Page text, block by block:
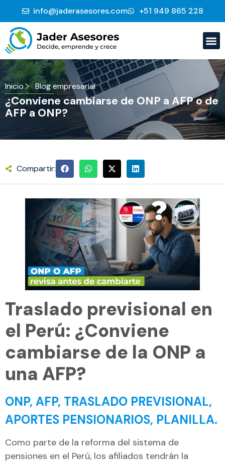
info@jaderasesores.com ‭+51 949 865 228‬
Inicio Blog empresarial
¿Conviene cambiarse de ONP a AFP o de
AFP a ONP?
Compartir:
Traslado previsional en
el Perú: ¿Conviene
cambiarse de la ONP a
una AFP?
ONP, AFP, TRASLADO PREVISIONAL,
APORTES PENSIONARIOS, PLANILLA.
Como parte de la reforma del sistema de
pensiones en el Perú, los afiliados tendrán la